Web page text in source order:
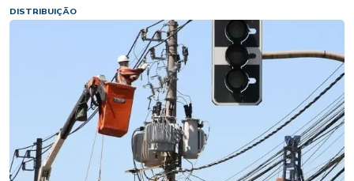
DISTRIBUIÇÃO